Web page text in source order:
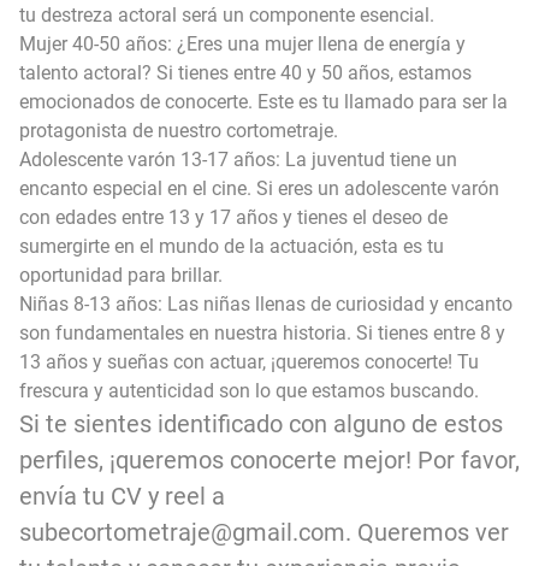
tu destreza actoral será un componente esencial.
Mujer 40-50 años: ¿Eres una mujer llena de energía y
talento actoral? Si tienes entre 40 y 50 años, estamos
emocionados de conocerte. Este es tu llamado para ser la
protagonista de nuestro cortometraje.
Adolescente varón 13-17 años: La juventud tiene un
encanto especial en el cine. Si eres un adolescente varón
con edades entre 13 y 17 años y tienes el deseo de
sumergirte en el mundo de la actuación, esta es tu
oportunidad para brillar.
Niñas 8-13 años: Las niñas llenas de curiosidad y encanto
son fundamentales en nuestra historia. Si tienes entre 8 y
13 años y sueñas con actuar, ¡queremos conocerte! Tu
frescura y autenticidad son lo que estamos buscando.
Si te sientes identificado con alguno de estos
perfiles, ¡queremos conocerte mejor! Por favor,
envía tu CV y reel a
subecortometraje@gmail.com. Queremos ver